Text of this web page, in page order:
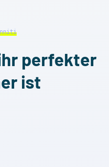
perfekter
ist